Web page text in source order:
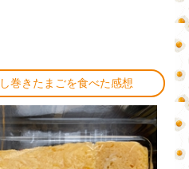
巻きたまごを食べた感想